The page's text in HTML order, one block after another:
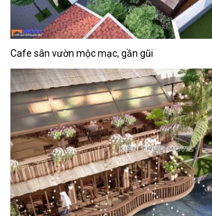
Cafe sân vườn mộc mạc, gần gũi